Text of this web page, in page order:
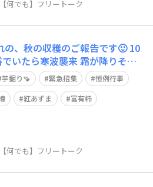
【何でも】フリートーク
いたら寒波襲来 霜が降りそう
かりました😀 毎年クル
例行事でしたが 今年は畑にク
来😲 勝手に掘りさがして、行
ので、
芋掘り🍠 緊急招集
恒例行事
紅あずま
富有柿
【何でも】フリートーク